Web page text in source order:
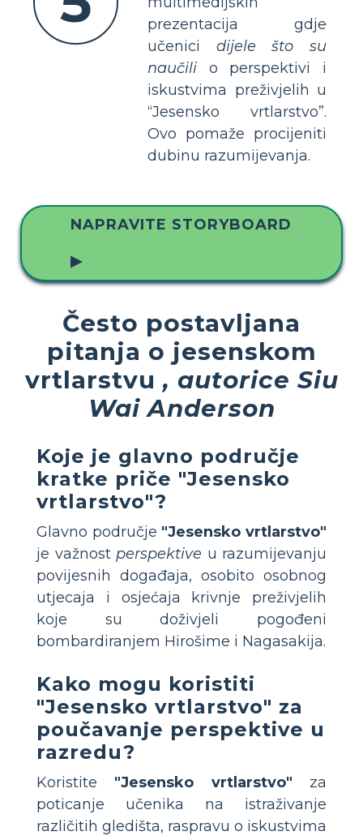
prezentacija gdje
učenici dijele što su
naučili o perspektivi i
iskustvima preživjelih u
“Jesensko vrtlarstvo”.
Ovo pomaže procijeniti
dubinu razumijevanja.
NAPRAVITE STORYBOARD
▶
Često postavljana
pitanja o jesenskom
vrtlarstvu , autorice Siu
Wai Anderson
Koje je glavno područje
kratke priče "Jesensko
vrtlarstvo"?
Glavno područje "Jesensko vrtlarstvo"
je važnost perspektive u razumijevanju
povijesnih događaja, osobito osobnog
utjecaja i osjećaja krivnje preživjelih
koje su doživjeli pogođeni
bombardiranjem Hirošime i Nagasakija.
Kako mogu koristiti
"Jesensko vrtlarstvo" za
poučavanje perspektive u
razredu?
Koristite "Jesensko vrtlarstvo" za
poticanje učenika na istraživanje
različitih gledišta, raspravu o iskustvima